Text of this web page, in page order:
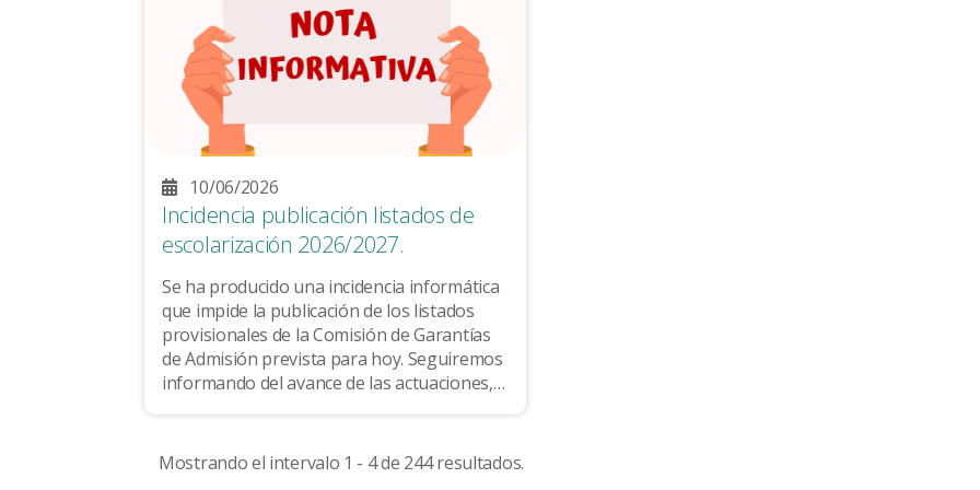
10/06/2026
Incidencia publicación listados de
escolarización 2026/2027.
Se ha producido una incidencia informática
que impide la publicación de los listados
provisionales de la Comisión de Garantías
de Admisión prevista para hoy. Seguiremos
informando del avance de las actuaciones,
Mostrando el intervalo 1 - 4 de 244 resultados.